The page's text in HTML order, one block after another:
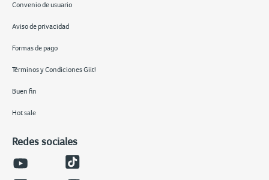
Convenio de usuario
Aviso de privacidad
Formas de pago
Términos y Condiciones Giit!
Buen fin
Hot sale
Redes sociales